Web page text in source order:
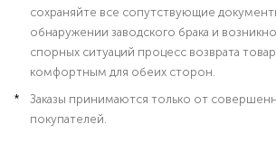
сохраняйте все сопутствующие
обнаружении заводского брака и
спорных ситуаций процесс возврата
комфортным для обеих сторон.
Заказы принимаются только от
покупателей.